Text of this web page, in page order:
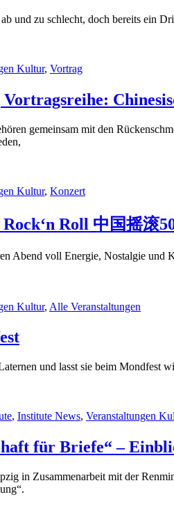
und zu schlecht, doch bereits ein
Kultur, Vortrag
gemeinsam mit den
Kultur, Konzert
Roll 中国摇滚
Abend voll Energie, Nostalgie
Kultur, Alle Veranstaltungen
und lasst sie beim Mondfest
, Institute News, Veranstaltungen
für Briefe“ –
in Zusammenarbeit mit der